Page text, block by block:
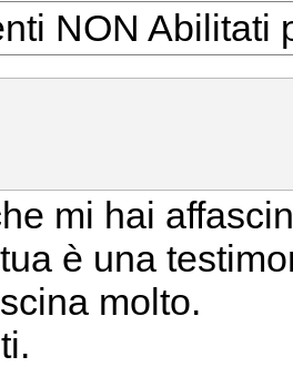
NON Abilitati
mi hai
è una
molto.